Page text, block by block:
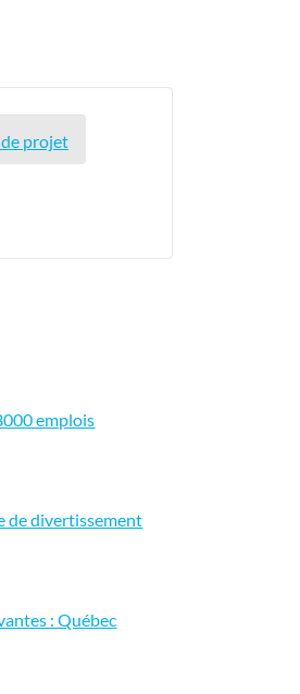
projet
emplois
de divertissement
: Québec